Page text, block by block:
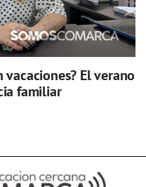
El verano
familiar